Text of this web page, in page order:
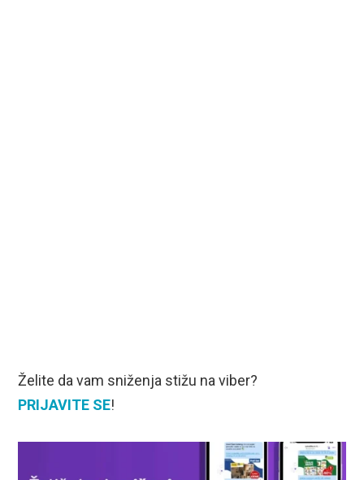
Želite da vam sniženja stižu na viber?
PRIJAVITE SE!